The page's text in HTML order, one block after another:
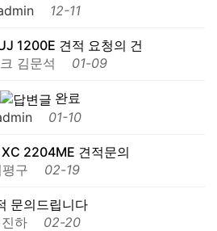
12-11
1200E 견적 요청의 건
김문석
01-09
완료
01-10
XC 2204ME 견적문의
구
02-19
문의드립니다
하
02-20